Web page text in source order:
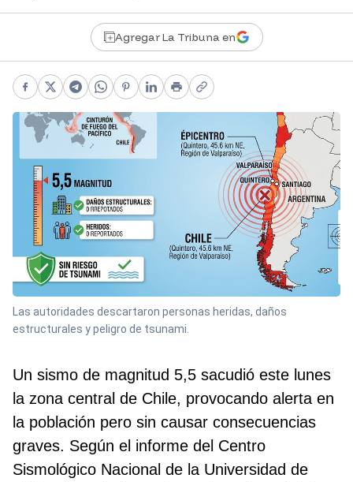
Agregar La Tribuna en
Facebook
X Telegram
WhatsApp
Pinterest
LinkedIn
PrintCopy link
Las autoridades descartaron personas heridas, daños
estructurales y peligro de tsunami.
Un sismo de magnitud 5,5 sacudió este lunes
la zona central de Chile, provocando alerta en
la población pero sin causar consecuencias
graves. Según el informe del Centro
Sismológico Nacional de la Universidad de